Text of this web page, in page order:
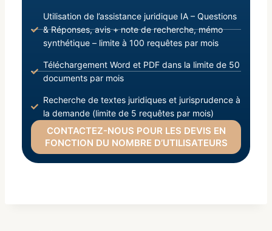
Utilisation de l’assistance juridique IA – Questions
& Réponses, avis + note de recherche, mémo
synthétique – limite à 100 requêtes par mois
Téléchargement Word et PDF dans la limite de 50
documents par mois
Recherche de textes juridiques et jurisprudence à
la demande (limite de 5 requêtes par mois)
CONTACTEZ-NOUS POUR LES DEVIS EN
FONCTION DU NOMBRE D’UTILISATEURS